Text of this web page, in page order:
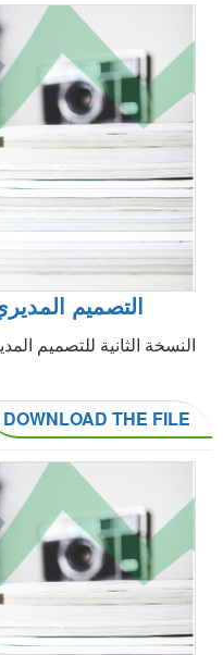
التصميم
النسخة الثانية للتصميم
DOWNLOAD THE FILE